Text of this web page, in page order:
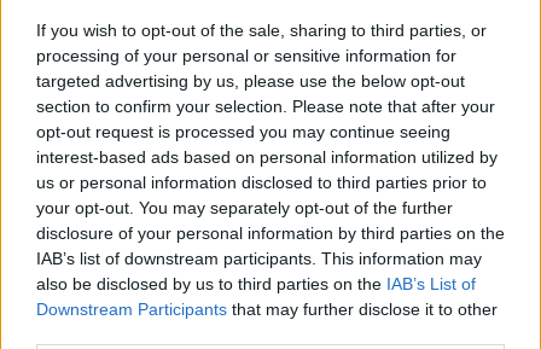
If you wish to opt-out of the sale, sharing to third parties, or
processing of your personal or sensitive information for
targeted advertising by us, please use the below opt-out
section to confirm your selection. Please note that after your
opt-out request is processed you may continue seeing
interest-based ads based on personal information utilized by
us or personal information disclosed to third parties prior to
your opt-out. You may separately opt-out of the further
disclosure of your personal information by third parties on the
IAB’s list of downstream participants. This information may
also be disclosed by us to third parties on the IAB’s List of
Downstream Participants that may further disclose it to other
Γοργογιάννη